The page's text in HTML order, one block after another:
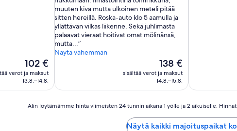
Hinta
on
102 €
102 €
verot ja maksut
13.8.–14.8.
muuten kiva mutta ulkoinen meteli pitää
sitten hereillä. Roska-auto klo 5 aamulla ja
yllättävän vilkas liikenne. Sekä juhlimasta
palaavat vieraat hoitivat omat mölinänsä,
mutta...
Näytä vähemmän
Hinta
on
138 €
138 €
sisältää verot ja maksut
14.8.–15.8.
Alin löytämämme hinta viimeisten 24 tunnin aikana 1 yölle ja 2 aikuiselle.
Näytä kaikki majoituspaikat